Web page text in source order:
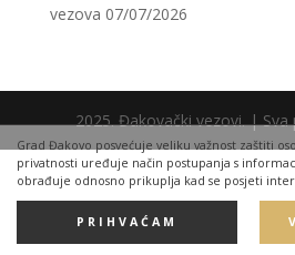
Grad Đakovo posvećuje veliku važnost zaštiti
privatnosti uređuje način postupanja s
obrađuje odnosno prikuplja kad se posjeti
PRIHVAĆAM
vezova 07/07/2026
2025. Đakovački vezovi. |